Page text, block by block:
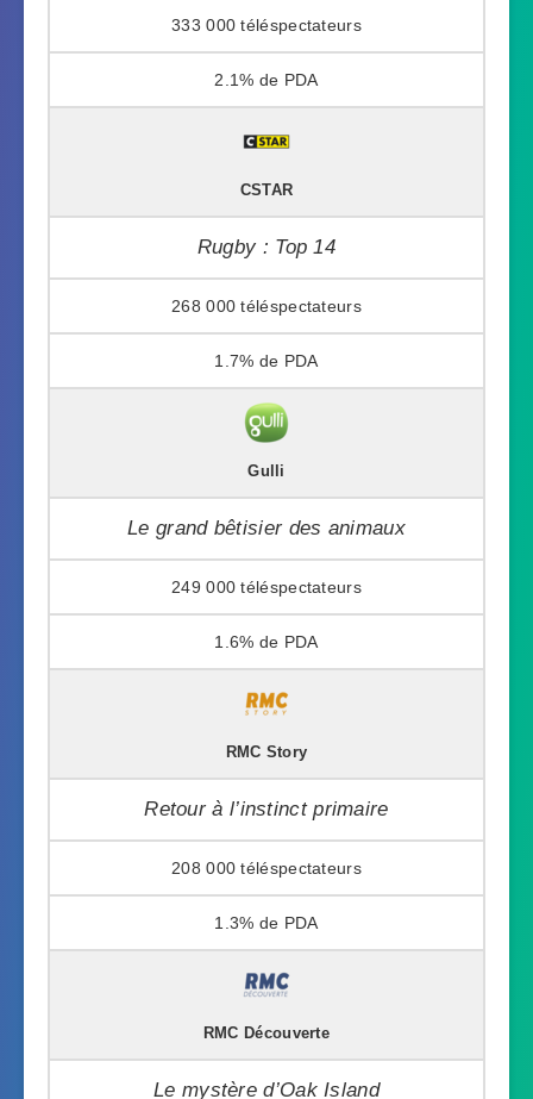
333 000
2.1%
CSTAR
Rugby : Top 14
268 000
1.7%
Gulli
Le grand bêtisier des animaux
249 000
1.6%
RMC Story
Retour à l’instinct primaire
208 000
1.3%
RMC Découverte
Le mystère d’Oak Island